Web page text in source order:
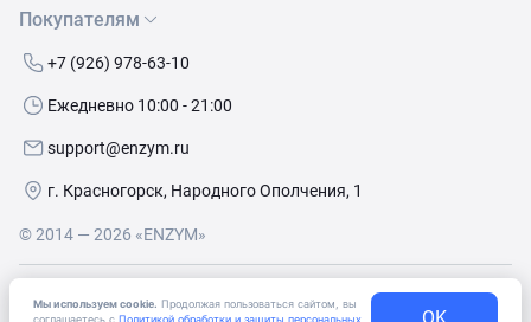
Мы используем cookie. Продолжая пользоваться сайтом, вы
соглашаетесь с Политикой обработки и защиты персональных
О нас
Бренды
Покупателям
Как сделать заказ
Условия доставки
+7 (926) 978-63-10
Ежедневно 10:00 - 21:00
support@enzym.ru
г. Красногорск, Народного Ополчения, 1
© 2014 — 2026 «ENZYM»
на получение рекламно-информационных
материалов